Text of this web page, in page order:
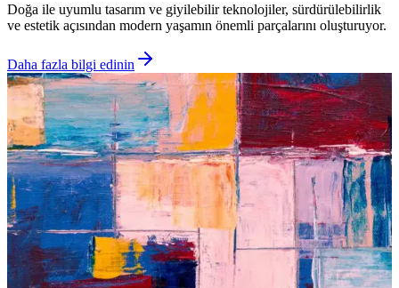
Doğa ile uyumlu tasarım ve giyilebilir teknolojiler, sürdürülebilirlik
ve estetik açısından modern yaşamın önemli parçalarını oluşturuyor.
Daha fazla bilgi edinin